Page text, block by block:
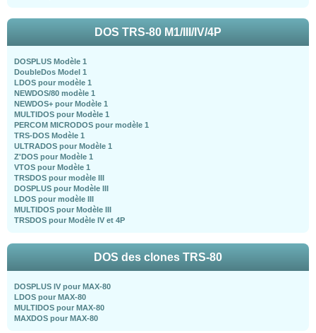
DOS TRS-80 M1/III/IV/4P
DOSPLUS Modèle 1
DoubleDos Model 1
LDOS pour modèle 1
NEWDOS/80 modèle 1
NEWDOS+ pour Modèle 1
MULTIDOS pour Modèle 1
PERCOM MICRODOS pour modèle 1
TRS-DOS Modèle 1
ULTRADOS pour Modèle 1
Z'DOS pour Modèle 1
VTOS pour Modèle 1
TRSDOS pour modèle III
DOSPLUS pour Modèle III
LDOS pour modèle III
MULTIDOS pour Modèle III
TRSDOS pour Modèle IV et 4P
DOS des clones TRS-80
DOSPLUS IV pour MAX-80
LDOS pour MAX-80
MULTIDOS pour MAX-80
MAXDOS pour MAX-80